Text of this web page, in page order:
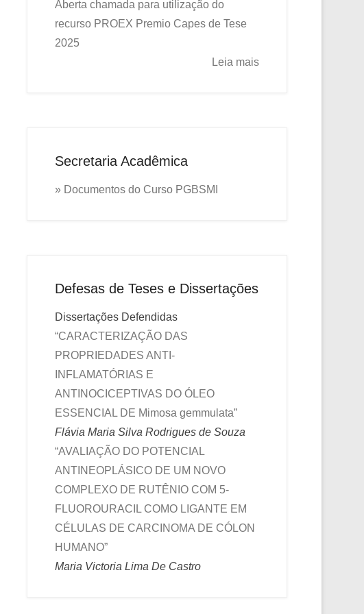
Aberta chamada para utilização do
recurso PROEX Premio Capes de Tese
2025
Leia mais
Secretaria Acadêmica
» Documentos do Curso PGBSMI
Defesas de Teses e Dissertações
Dissertações Defendidas
“CARACTERIZAÇÃO DAS
PROPRIEDADES ANTI-
INFLAMATÓRIAS E
ANTINOCICEPTIVAS DO ÓLEO
ESSENCIAL DE Mimosa gemmulata”
Flávia Maria Silva Rodrigues de Souza
“AVALIAÇÃO DO POTENCIAL
ANTINEOPLÁSICO DE UM NOVO
COMPLEXO DE RUTÊNIO COM 5-
FLUOROURACIL COMO LIGANTE EM
CÉLULAS DE CARCINOMA DE CÓLON
HUMANO”
Maria Victoria Lima De Castro